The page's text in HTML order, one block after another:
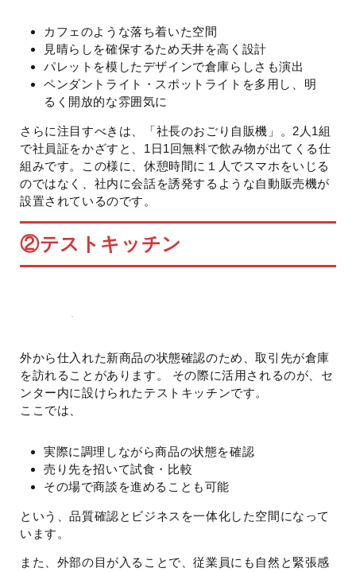
カフェのような落ち着いた空間
見晴らしを確保するため天井を高く設計
パレットを模したデザインで倉庫らしさも演出
ペンダントライト・スポットライトを多用し、明
るく開放的な雰囲気に
さらに注目すべきは、「社長のおごり自販機」。2人1組
で社員証をかざすと、1日1回無料で飲み物が出てくる仕
組みです。この様に、休憩時間に１人でスマホをいじる
のではなく、社内に会話を誘発するような自動販売機が
設置されているのです。
②テストキッチン
外から仕入れた新商品の状態確認のため、取引先が倉庫
を訪れることがあります。 その際に活用されるのが、セ
ンター内に設けられたテストキッチンです。
ここでは、
実際に調理しながら商品の状態を確認
売り先を招いて試食・比較
その場で商談を進めることも可能
という、品質確認とビジネスを一体化した空間になって
います。
また、外部の目が入ることで、従業員にも自然と緊張感